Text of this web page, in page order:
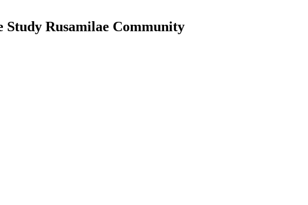
Rusamilae Community